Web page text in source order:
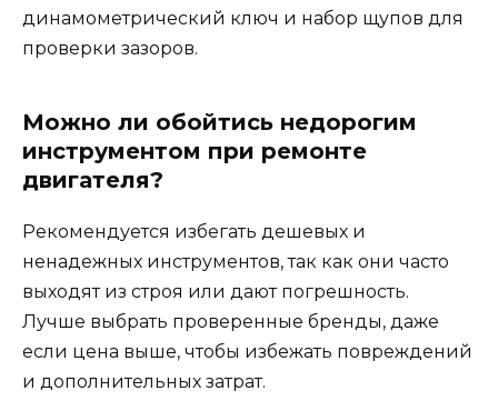
динамометрический ключ и набор щупов для
проверки зазоров.
Можно ли обойтись недорогим
инструментом при ремонте
двигателя?
Рекомендуется избегать дешевых и
ненадежных инструментов, так как они часто
выходят из строя или дают погрешность.
Лучше выбрать проверенные бренды, даже
если цена выше, чтобы избежать повреждений
и дополнительных затрат.